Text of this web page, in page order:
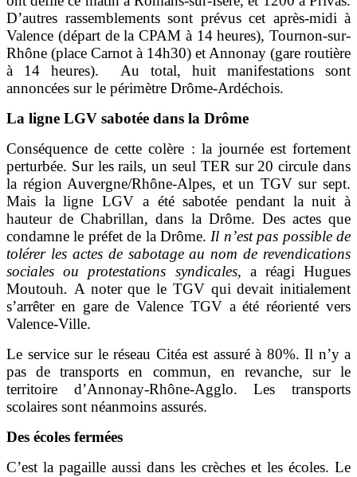
D’autres rassemblements sont prévus cet après-midi à
Valence (départ de la CPAM à 14 heures), Tournon-sur-
Rhône (place Carnot à 14h30) et Annonay (gare routière
à 14 heures). Au total, huit manifestations sont
annoncées sur le périmètre Drôme-Ardéchois.
La ligne LGV sabotée dans la Drôme
Conséquence de cette colère : la journée est fortement
perturbée. Sur les rails, un seul TER sur 20 circule dans
la région Auvergne/Rhône-Alpes, et un TGV sur sept.
Mais la ligne LGV a été sabotée pendant la nuit à
hauteur de Chabrillan, dans la Drôme. Des actes que
condamne le préfet de la Drôme.Il n’est pas possible de
tolérer les actes de sabotage au nom de revendications
sociales ou protestations syndicales, a réagi Hugues
Moutouh. A noter que le TGV qui devait initialement
s’arrêter en gare de Valence TGV a été réorienté vers
Valence-Ville.
Le service sur le réseau Citéa est assuré à 80%. Il n’y a
pas de transports en commun, en revanche, sur le
territoire d’Annonay-Rhône-Agglo. Les transports
scolaires sont néanmoins assurés.
Des écoles fermées
C’est la pagaille aussi dans les crèches et les écoles. Le